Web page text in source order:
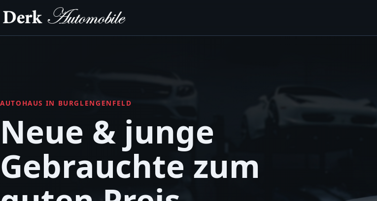
AUTOHAUS IN BURGLENGENFELD
Neue & junge
Gebrauchte zum